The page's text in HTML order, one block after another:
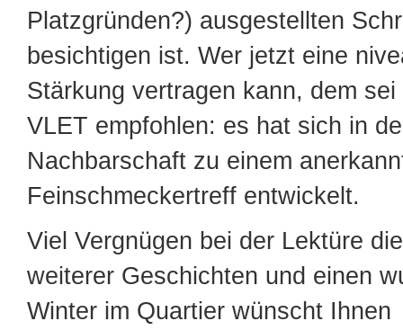
Platzgründen?) ausgestellten
besichtigen ist. Wer jetzt eine
Stärkung vertragen kann, dem
VLET empfohlen: es hat sich in
Nachbarschaft zu einem
Feinschmeckertreff entwickelt.
Viel Vergnügen bei der Lektüre
weiterer Geschichten und einen
Winter im Quartier wünscht Ihnen